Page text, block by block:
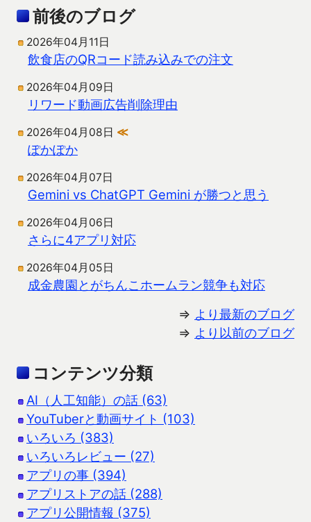
前後のブログ
2026年04月11日
飲食店のQRコード読み込みでの注文
2026年04月09日
リワード動画広告削除理由
2026年04月08日 ≪
ぽかぽか
2026年04月07日
Gemini vs ChatGPT Gemini が勝つと思う
2026年04月06日
さらに4アプリ対応
2026年04月05日
成金農園とがちんこホームラン競争も対応
⇒ より最新のブログ
⇒ より以前のブログ
コンテンツ分類
AI（人工知能）の話 (63)
YouTuberと動画サイト (103)
いろいろ (383)
いろいろレビュー (27)
アプリの事 (394)
アプリストアの話 (288)
アプリ公開情報 (375)